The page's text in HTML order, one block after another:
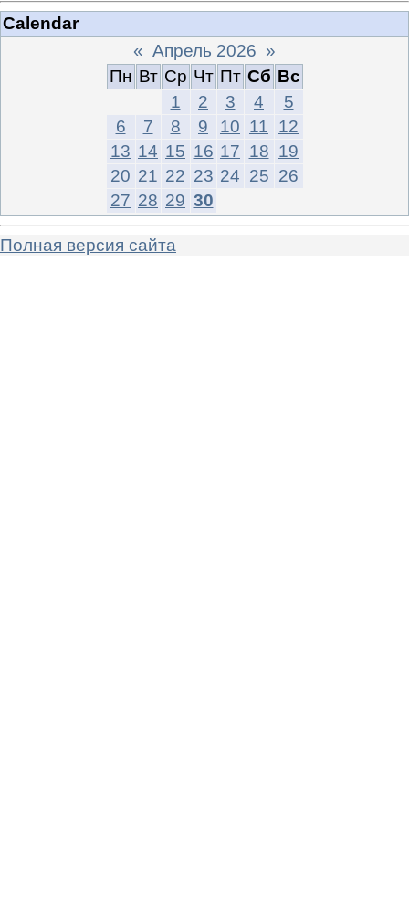
Calendar
« Апрель 2026 »
Пн Вт Ср Чт Пт Сб Вс
1
2 3 4
5
6
7 8 9 10 11
12
13 14 15 16 17 18 19
20 21 22 23 24 25 26
27 28 29 30
Полная версия сайта